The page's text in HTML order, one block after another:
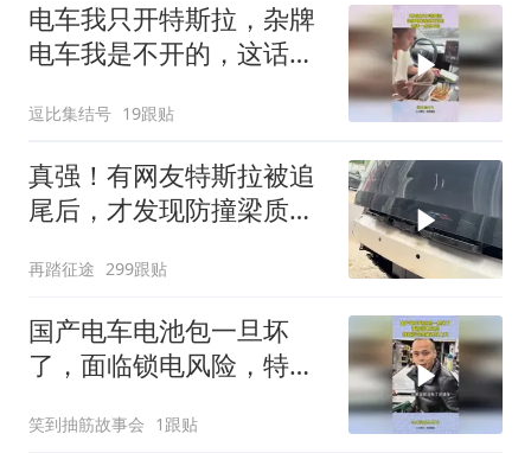
电车我只开特斯拉，杂牌
电车我是不开的，这话一
逗比集结号 19跟贴
真强！有网友特斯拉被追
尾后，才发现防撞梁质量
再踏征途 299跟贴
国产电车电池包一旦坏
了，面临锁电风险，特斯
笑到抽筋故事会 1跟贴